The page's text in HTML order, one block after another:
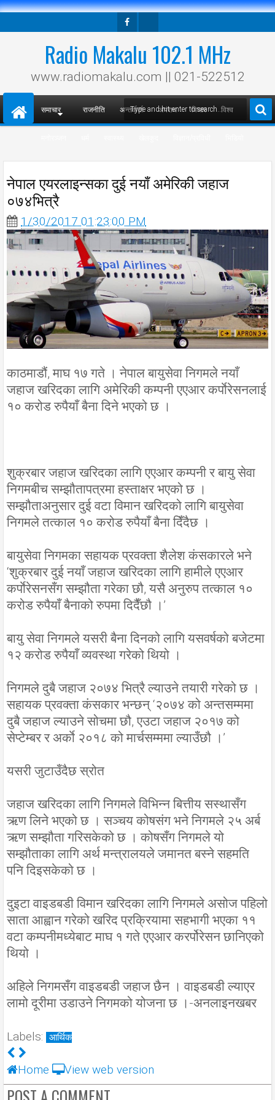
Radio Makalu 102.1 MHz
www.radiomakalu.com || 021-522512
समाचार राजनीति अन्तर्वार्ता अपराध विचार विश्व
नेपाल एयरलाइन्सका दुई नयाँ अमेरिकी जहाज
०७४भित्रै
1/30/2017 01:23:00 PM
काठमाडौं, माघ १७ गते । नेपाल बायुसेवा निगमले नयाँ
जहाज खरिदका लागि अमेरिकी कम्पनी एएआर कर्पाेरेसनलाई
१० करोड रुपैयाँ बैना दिने भएको छ ।
शुक्रबार जहाज खरिदका लागि एएआर कम्पनी र बायु सेवा
निगमबीच सम्झौतापत्रमा हस्ताक्षर भएको छ ।
सम्झौताअनुसार दुई वटा विमान खरिदको लागि बायुसेवा
निगमले तत्काल १० करोड रुपैयाँ बैना दिँदैछ ।
बायुसेवा निगमका सहायक प्रवक्ता शैलेश कंसकारले भने
‘शुक्रबार दुई नयाँ जहाज खरिदका लागि हामीले एएआर
कर्पाेरेसनसँग सम्झौता गरेका छौ, यसै अनुरुप तत्काल १०
करोड रुपैयाँ बैनाको रुपमा दिदैँछौ ।’
बायु सेवा निगमले यसरी बैना दिनको लागि यसवर्षको बजेटमा
१२ करोड रुपैयाँ व्यवस्था गरेको थियो ।
निगमले दुबै जहाज २०७४ भित्रै ल्याउने तयारी गरेको छ ।
सहायक प्रवक्ता कंसकार भन्छन् ‘२०७४ को अन्तसम्ममा
दुबै जहाज ल्याउने सोचमा छौ, एउटा जहाज २०१७ को
सेप्टेम्बर र अर्काे २०१८ को मार्चसम्ममा ल्याउँछौ ।’
यसरी जुटाउँदैछ स्रोत
जहाज खरिदका लागि निगमले विभिन्न बित्तीय सस्थासँग
ऋण लिने भएको छ । सञ्चय कोषसंग भने निगमले २५ अर्ब
ऋण सम्झौता गरिसकेको छ । कोषसँग निगमले यो
सम्झौताका लागि अर्थ मन्त्रालयले जमानत बस्ने सहमति
पनि दिइसकेको छ ।
दुइटा वाइडबडी विमान खरिदका लागि निगमले असोज पहिलो
साता आह्वान गरेको खरिद प्रक्रियामा सहभागी भएका ११
वटा कम्पनीमध्येबाट माघ १ गते एएआर करर्पोरेसन छानिएको
थियो ।
अहिले निगमसँग वाइडबडी जहाज छैन । वाइडबडी ल्याएर
लामो दूरीमा उडाउने निगमको योजना छ ।-अनलाइनखबर
Labels: आर्थिक
Home View web version